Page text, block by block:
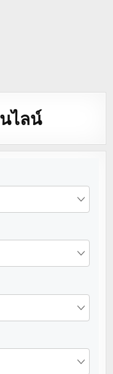
ไลน์